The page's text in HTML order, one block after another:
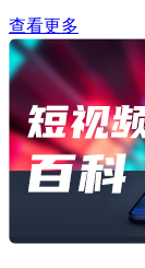
查看更多